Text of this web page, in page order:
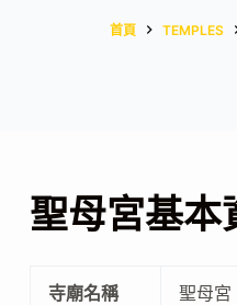
首頁 TEMPLES
聖母宮基本
寺廟名稱 聖母宮